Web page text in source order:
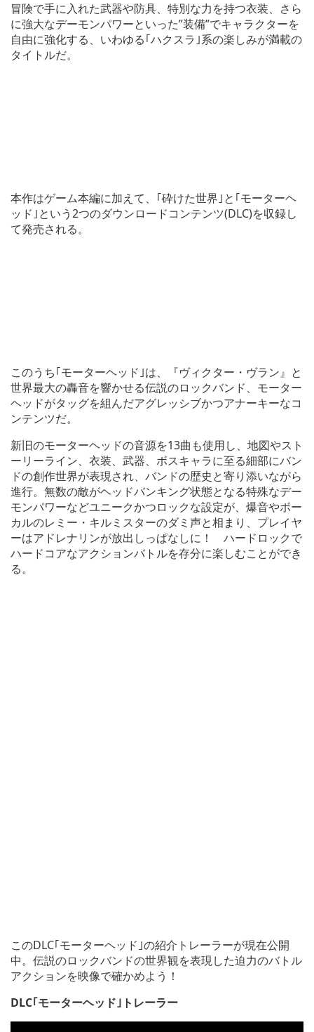
冒険で手に入れた武器や防具、特別な力を持つ衣装、さら
に強大なデーモンパワーといった”装備”でキャラクターを
自由に強化する、いわゆる｢ハクスラ｣系の楽しみが満載の
タイトルだ。
本作はゲーム本編に加えて、｢砕けた世界｣と｢モーターヘ
ッド｣という2つのダウンロードコンテンツ(DLC)を収録し
て発売される。
このうち｢モーターヘッド｣は、『ヴィクター・ヴラン』と
世界最大の轟音を響かせる伝説のロックバンド、モーター
ヘッドがタッグを組んだアグレッシブかつアナーキーなコ
ンテンツだ。
新旧のモーターヘッドの音源を13曲も使用し、地図やスト
ーリーライン、衣装、武器、ボスキャラに至る細部にバン
ドの創作世界が表現され、バンドの歴史と寄り添いながら
進行。無数の敵がヘッドバンキング状態となる特殊なデー
モンパワーなどユニークかつロックな設定が、爆音やボー
カルのレミー・キルミスターのダミ声と相まり、プレイヤ
ーはアドレナリンが放出しっぱなしに！ ハードロックで
ハードコアなアクションバトルを存分に楽しむことができ
る。
このDLC｢モーターヘッド｣の紹介トレーラーが現在公開
中。伝説のロックバンドの世界観を表現した迫力のバトル
アクションを映像で確かめよう！
DLC｢モーターヘッド｣トレーラー